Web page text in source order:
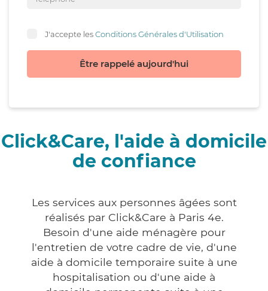
J'accepte lesConditions Générales d'Utilisation
Être rappelé aujourd'hui
Click&Care, l'aide à domicile
de confiance
Les services aux personnes âgées sont
réalisés par Click&Care à Paris 4e.
Besoin d'une aide ménagère pour
l'entretien de votre cadre de vie, d'une
aide à domicile temporaire suite à une
hospitalisation ou d'une aide à